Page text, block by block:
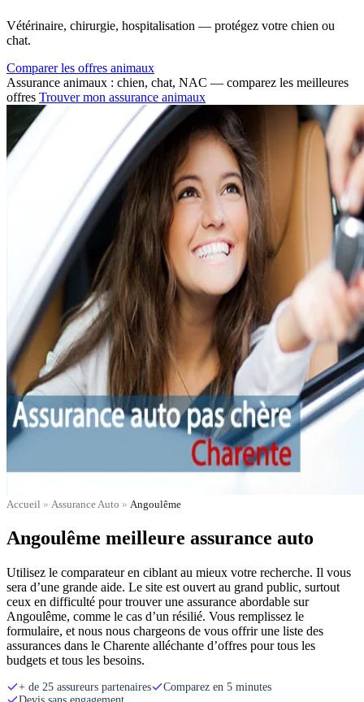
Vétérinaire, chirurgie, hospitalisation — protégez votre chien ou
chat.
Comparer les offres animaux
Assurance animaux : chien, chat, NAC — comparez les meilleures
offres Trouver mon assurance animaux
Accueil » Assurance Auto » Angoulême
Angoulême meilleure assurance auto
Utilisez le comparateur en ciblant au mieux votre recherche. Il vous
sera d’une grande aide. Le site est ouvert au grand public, surtout
ceux en difficulté pour trouver une assurance abordable sur
Angoulême, comme le cas d’un résilié. Vous remplissez le
formulaire, et nous nous chargeons de vous offrir une liste des
assurances dans le Charente alléchante d’offres pour tous les
budgets et tous les besoins.
+ de 25 assureurs partenaires
Comparez en 5 minutes